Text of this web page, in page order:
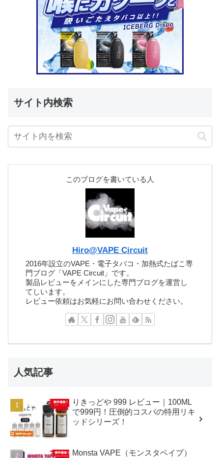
サイト内検索
このブログを書いている人
Hiro@VAPE Circuit
2016年設立のVAPE・電子タバコ・加熱式たばこ専
門ブログ「VAPE Circuit」です。
製品レビューをメインにした専門ブログを運営し
てしいます。
レビュー依頼はお気軽にお問い合わせください。
人気記事
りきっどや 999 レビュー｜100ML
で999円！圧倒的コスパの特用リキ
ッドシリーズ！
Monsta VAPE（モンスタベイプ）